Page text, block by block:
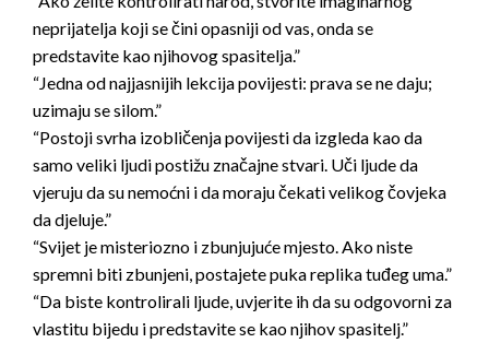
neprijatelja koji se čini opasniji od vas, onda se
predstavite kao njihovog spasitelja.”
“Jedna od najjasnijih lekcija povijesti: prava se ne daju;
uzimaju se silom.”
“Postoji svrha izobličenja povijesti da izgleda kao da
samo veliki ljudi postižu značajne stvari. Uči ljude da
vjeruju da su nemoćni i da moraju čekati velikog čovjeka
da djeluje.”
“Svijet je misteriozno i zbunjujuće mjesto. Ako niste
spremni biti zbunjeni, postajete puka replika tuđeg uma.”
“Da biste kontrolirali ljude, uvjerite ih da su odgovorni za
vlastitu bijedu i predstavite se kao njihov spasitelj.”